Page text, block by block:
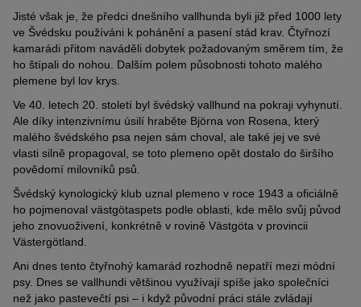
Jisté však je, že předci dnešního vallhunda byli již před 1000 lety
ve Švédsku používáni k pohánění a pasení stád krav. Čtyřnozí
kamarádi přitom naváděli dobytek požadovaným směrem tím, že
ho štípali do nohou. Dalším polem působnosti tohoto malého
plemene byl lov krys.
Ve 40. letech 20. století byl švédský vallhund na pokraji vyhynutí.
Ale díky intenzivnímu úsilí hraběte Björna von Rosena, který
malého švédského psa nejen sám choval, ale také jej ve své
vlasti silně propagoval, se toto plemeno opět dostalo do širšího
povědomí milovníků psů.
Švédský kynologický klub uznal plemeno v roce 1943 a oficiálně
ho pojmenoval västgötaspets podle oblasti, kde mělo svůj původ
jeho znovuoživení, konkrétně v rovině Västgöta v provincii
Västergötland.
Ani dnes tento čtyřnohý kamarád rozhodně nepatří mezi módní
psy. Dnes se vallhundi většinou využívají spíše jako společníci
než jako pastevečtí psi – i když původní práci stále zvládají